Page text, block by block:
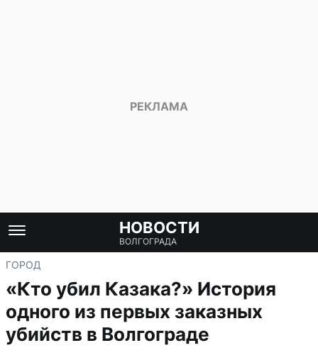
НОВОСТИ
ВОЛГОГРАДА
ГОРОД
«Кто убил Казака?» История
одного из первых заказных
убийств в Волгограде